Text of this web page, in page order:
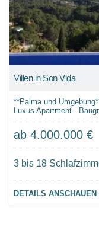
Villen in Son Vida
**Palma und
Luxus Apartment -
ab 4.000.000 €
3 bis 18
DETAILS ANSCHAUEN